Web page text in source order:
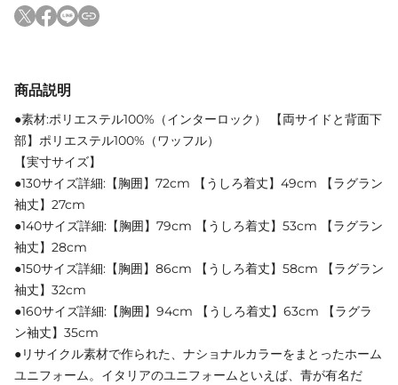
商品説明
●素材:ポリエステル100%（インターロック） 【両サイドと背面下
部】ポリエステル100%（ワッフル）
【実寸サイズ】
●130サイズ詳細:【胸囲】72cm 【うしろ着丈】49cm 【ラグラン
袖丈】27cm
●140サイズ詳細:【胸囲】79cm 【うしろ着丈】53cm 【ラグラン
袖丈】28cm
●150サイズ詳細:【胸囲】86cm 【うしろ着丈】58cm 【ラグラン
袖丈】32cm
●160サイズ詳細:【胸囲】94cm 【うしろ着丈】63cm 【ラグラ
ン袖丈】35cm
●リサイクル素材で作られた、ナショナルカラーをまとったホーム
ユニフォーム。イタリアのユニフォームといえば、青が有名だ